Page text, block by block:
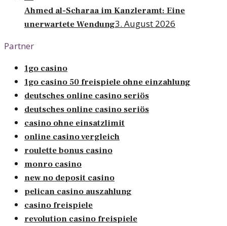
Ahmed al-Scharaa im Kanzleramt: Eine
unerwartete Wendung3. August 2026
Partner
1go casino
1go casino 50 freispiele ohne einzahlung
deutsches online casino seriös
deutsches online casino seriös
casino ohne einsatzlimit
online casino vergleich
roulette bonus casino
monro casino
new no deposit casino
pelican casino auszahlung
casino freispiele
revolution casino freispiele